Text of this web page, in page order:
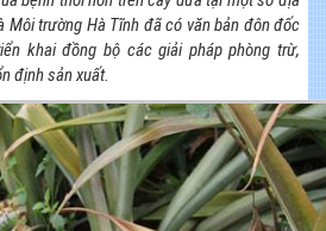
Môi trường Hà Tĩnh đã có văn bản đôn đốc
khai đồng bộ các giải pháp phòng trừ,
định sản xuất.